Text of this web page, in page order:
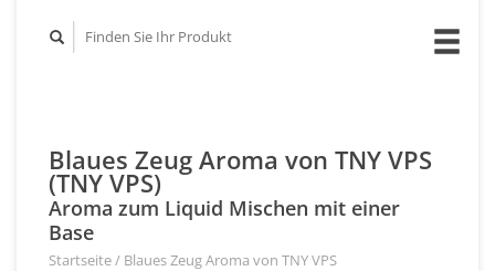
Blaues Zeug Aroma von TNY VPS
(TNY VPS)
Aroma zum Liquid Mischen mit einer
Base
Startseite/ Blaues Zeug Aroma von TNY VPS